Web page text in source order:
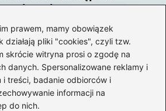
prawem, mamy obowiązek
działają pliki "cookies", czyli tzw.
skrócie witryna prosi o zgodę na
danych. Spersonalizowane reklamy i
i treści, badanie odbiorców i
informacji na
do nich.
swojego konta?
Jak bez stresu zmienić
adres email na Steam –
prosty przewodnik krok po
kroku